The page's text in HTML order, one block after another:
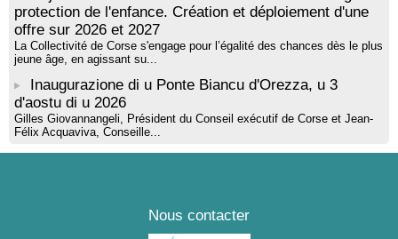
protection de l'enfance. Création et déploiement d'une
offre sur 2026 et 2027
La Collectivité de Corse s'engage pour l’égalité des chances dès le plus
jeune âge, en agissant su...
Inaugurazione di u Ponte Biancu d'Orezza, u 3
d'aostu di u 2026
Gilles Giovannangeli, Président du Conseil exécutif de Corse et Jean-
Félix Acquaviva, Conseille...
Nous contacter